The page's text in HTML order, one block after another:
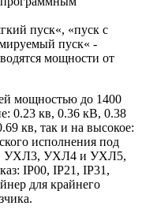
пуск«, «пуск с
пуск« -
мощности от
мощностью до 1400
0.23 кв, 0.36 кВ, 0.38
кв, так и на высокое:
исполнения под
УХЛ3, УХЛ4 и УХЛ5,
IP00, IP21, IP31,
для крайнего